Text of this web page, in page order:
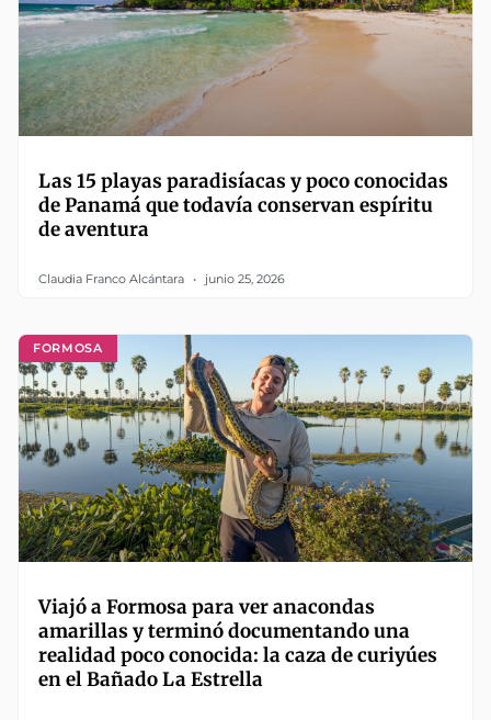
Las 15 playas paradisíacas y poco conocidas
de Panamá que todavía conservan espíritu
de aventura
Claudia Franco Alcántara junio 25, 2026
FORMOSA
Viajó a Formosa para ver anacondas
amarillas y terminó documentando una
realidad poco conocida: la caza de curiyúes
en el Bañado La Estrella